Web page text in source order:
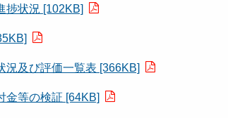
状況 [102KB]
及び評価一覧表 [366KB]
等の検証 [64KB]